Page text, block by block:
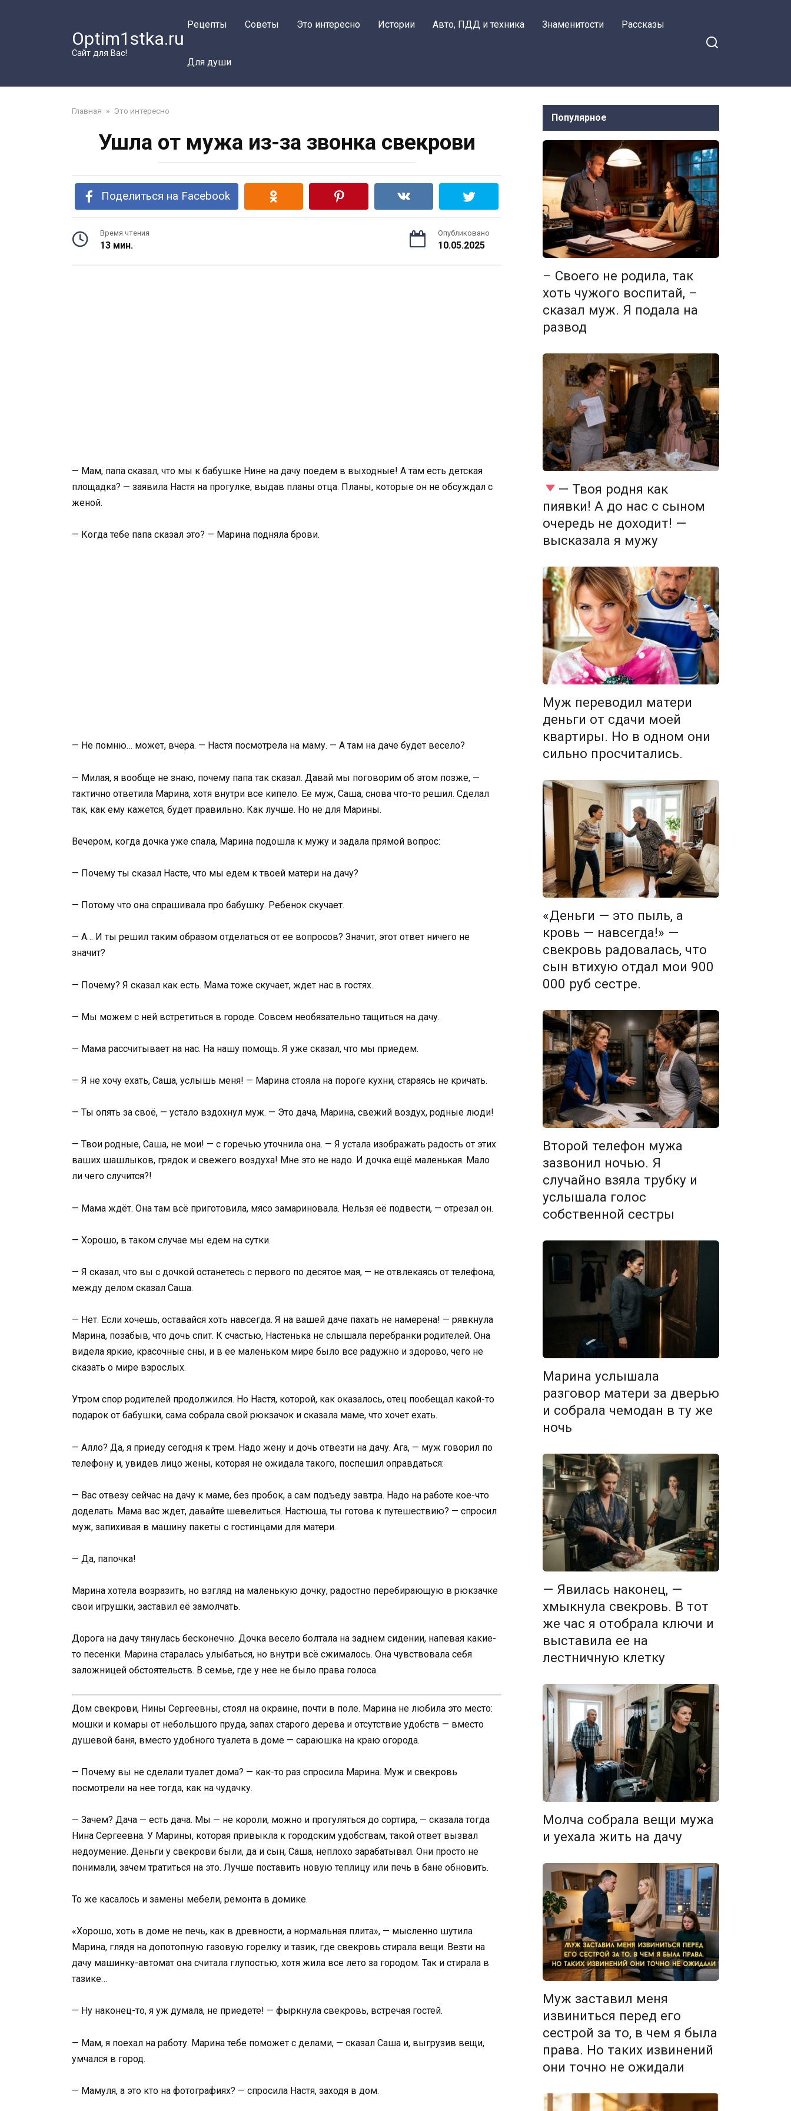
Optim1stka.ru
Сайт для Вас!
Рецепты Советы Это интересно Истории Авто, ПДД и техника Знаменитости Рассказы
Для души
Главная » Это интересно
Ушла от мужа из-за звонка свекрови
Поделиться на Facebook
Время чтения
13 мин.
Опубликовано
10.05.2025
— Мам, папа сказал, что мы к бабушке Нине на дачу поедем в выходные! А там есть детская
площадка? — заявила Настя на прогулке, выдав планы отца. Планы, которые он не обсуждал с
женой.
— Когда тебе папа сказал это? — Марина подняла брови.
— Не помню… может, вчера. — Настя посмотрела на маму. — А там на даче будет весело?
— Милая, я вообще не знаю, почему папа так сказал. Давай мы поговорим об этом позже, —
тактично ответила Марина, хотя внутри все кипело. Ее муж, Саша, снова что-то решил. Сделал
так, как ему кажется, будет правильно. Как лучше. Но не для Марины.
Вечером, когда дочка уже спала, Марина подошла к мужу и задала прямой вопрос:
— Почему ты сказал Насте, что мы едем к твоей матери на дачу?
— Потому что она спрашивала про бабушку. Ребенок скучает.
— А… И ты решил таким образом отделаться от ее вопросов? Значит, этот ответ ничего не
значит?
— Почему? Я сказал как есть. Мама тоже скучает, ждет нас в гостях.
— Мы можем с ней встретиться в городе. Совсем необязательно тащиться на дачу.
— Мама рассчитывает на нас. На нашу помощь. Я уже сказал, что мы приедем.
— Я не хочу ехать, Саша, услышь меня! — Марина стояла на пороге кухни, стараясь не кричать.
— Ты опять за своё, — устало вздохнул муж. — Это дача, Марина, свежий воздух, родные люди!
— Твои родные, Саша, не мои! — с горечью уточнила она. — Я устала изображать радость от этих
ваших шашлыков, грядок и свежего воздуха! Мне это не надо. И дочка ещё маленькая. Мало
ли чего случится?!
— Мама ждёт. Она там всё приготовила, мясо замариновала. Нельзя её подвести, — отрезал он.
— Хорошо, в таком случае мы едем на сутки.
— Я сказал, что вы с дочкой останетесь с первого по десятое мая, — не отвлекаясь от телефона,
между делом сказал Саша.
— Нет. Если хочешь, оставайся хоть навсегда. Я на вашей даче пахать не намерена! — рявкнула
Марина, позабыв, что дочь спит. К счастью, Настенька не слышала перебранки родителей. Она
видела яркие, красочные сны, и в ее маленьком мире было все радужно и здорово, чего не
сказать о мире взрослых.
Утром спор родителей продолжился. Но Настя, которой, как оказалось, отец пообещал какой-то
подарок от бабушки, сама собрала свой рюкзачок и сказала маме, что хочет ехать.
— Алло? Да, я приеду сегодня к трем. Надо жену и дочь отвезти на дачу. Ага, — муж говорил по
телефону и, увидев лицо жены, которая не ожидала такого, поспешил оправдаться:
— Вас отвезу сейчас на дачу к маме, без пробок, а сам подъеду завтра. Надо на работе кое-что
доделать. Мама вас ждет, давайте шевелиться. Настюша, ты готова к путешествию? — спросил
муж, запихивая в машину пакеты с гостинцами для матери.
— Да, папочка!
Марина хотела возразить, но взгляд на маленькую дочку, радостно перебирающую в рюкзачке
свои игрушки, заставил её замолчать.
Дорога на дачу тянулась бесконечно. Дочка весело болтала на заднем сидении, напевая какие-
то песенки. Марина старалась улыбаться, но внутри всё сжималось. Она чувствовала себя
заложницей обстоятельств. В семье, где у нее не было права голоса.
Дом свекрови, Нины Сергеевны, стоял на окраине, почти в поле. Марина не любила это место:
мошки и комары от небольшого пруда, запах старого дерева и отсутствие удобств — вместо
душевой баня, вместо удобного туалета в доме — сараюшка на краю огорода.
— Почему вы не сделали туалет дома? — как-то раз спросила Марина. Муж и свекровь
посмотрели на нее тогда, как на чудачку.
— Зачем? Дача — есть дача. Мы — не короли, можно и прогуляться до сортира, — сказала тогда
Нина Сергеевна. У Марины, которая привыкла к городским удобствам, такой ответ вызвал
недоумение. Деньги у свекрови были, да и сын, Саша, неплохо зарабатывал. Они просто не
понимали, зачем тратиться на это. Лучше поставить новую теплицу или печь в бане обновить.
То же касалось и замены мебели, ремонта в домике.
«Хорошо, хоть в доме не печь, как в древности, а нормальная плита», — мысленно шутила
Марина, глядя на допотопную газовую горелку и тазик, где свекровь стирала вещи. Везти на
дачу машинку-автомат она считала глупостью, хотя жила все лето за городом. Так и стирала в
тазике…
— Ну наконец-то, я уж думала, не приедете! — фыркнула свекровь, встречая гостей.
— Мам, я поехал на работу. Марина тебе поможет с делами, — сказал Саша и, выгрузив вещи,
умчался в город.
— Мамуля, а это кто на фотографиях? — спросила Настя, заходя в дом.
Популярное
– Своего не родила, так
хоть чужого воспитай, –
сказал муж. Я подала на
развод
— Твоя родня как
пиявки! А до нас с сыном
очередь не доходит! —
высказала я мужу
Муж переводил матери
деньги от сдачи моей
квартиры. Но в одном они
сильно просчитались.
«Деньги — это пыль, а
кровь — навсегда!» —
свекровь радовалась, что
сын втихую отдал мои 900
000 руб сестре.
Второй телефон мужа
зазвонил ночью. Я
случайно взяла трубку и
услышала голос
собственной сестры
Марина услышала
разговор матери за дверью
и собрала чемодан в ту же
ночь
— Явилась наконец, —
хмыкнула свекровь. В тот
же час я отобрала ключи и
выставила ее на
лестничную клетку
Молча собрала вещи мужа
и уехала жить на дачу
Муж заставил меня
извиниться перед его
сестрой за то, в чем я была
права. Но таких извинений
они точно не ожидали